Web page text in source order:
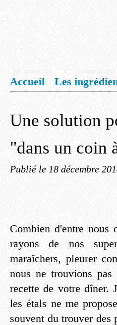
Accueil
Les
Une solution
"dans un coin
Publié le 18 décembre
Combien d'entre nous
rayons de nos
maraîchers, pleurer
nous ne trouvions
recette de votre dîner.
les étals ne me
souvent du trouver des